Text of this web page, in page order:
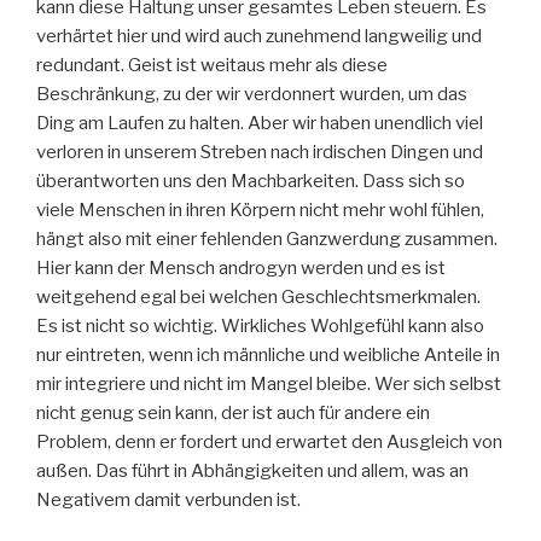
kann diese Haltung unser gesamtes Leben steuern. Es
verhärtet hier und wird auch zunehmend langweilig und
redundant. Geist ist weitaus mehr als diese
Beschränkung, zu der wir verdonnert wurden, um das
Ding am Laufen zu halten. Aber wir haben unendlich viel
verloren in unserem Streben nach irdischen Dingen und
überantworten uns den Machbarkeiten. Dass sich so
viele Menschen in ihren Körpern nicht mehr wohl fühlen,
hängt also mit einer fehlenden Ganzwerdung zusammen.
Hier kann der Mensch androgyn werden und es ist
weitgehend egal bei welchen Geschlechtsmerkmalen.
Es ist nicht so wichtig. Wirkliches Wohlgefühl kann also
nur eintreten, wenn ich männliche und weibliche Anteile in
mir integriere und nicht im Mangel bleibe. Wer sich selbst
nicht genug sein kann, der ist auch für andere ein
Problem, denn er fordert und erwartet den Ausgleich von
außen. Das führt in Abhängigkeiten und allem, was an
Negativem damit verbunden ist.